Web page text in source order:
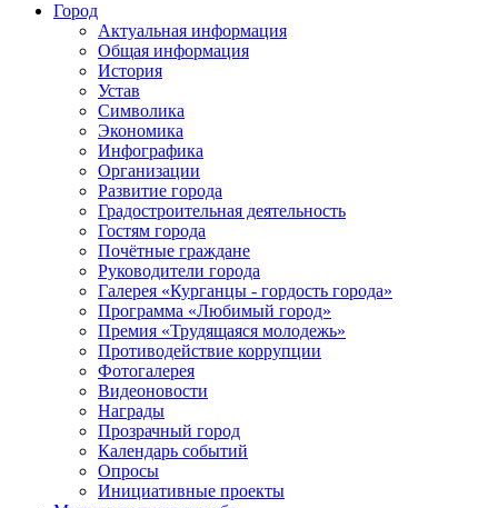
Город
Актуальная информация
Общая информация
История
Устав
Символика
Экономика
Инфографика
Организации
Развитие города
Градостроительная деятельность
Гостям города
Почётные граждане
Руководители города
Галерея «Курганцы - гордость города»
Программа «Любимый город»
Премия «Трудящаяся молодежь»
Противодействие коррупции
Фотогалерея
Видеоновости
Награды
Прозрачный город
Календарь событий
Опросы
Инициативные проекты